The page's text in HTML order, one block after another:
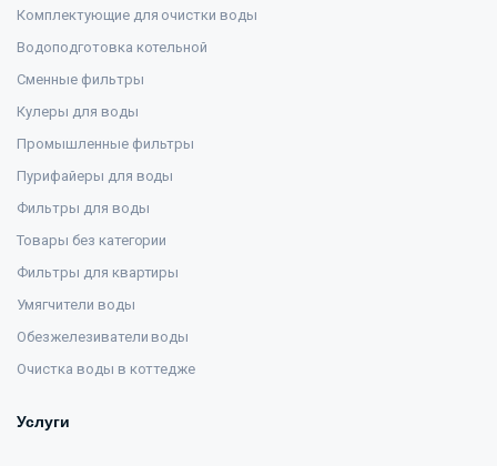
Комплектующие для очистки воды
Водоподготовка котельной
Сменные фильтры
Кулеры для воды
Промышленные фильтры
Пурифайеры для воды
Фильтры для воды
Товары без категории
Фильтры для квартиры
Умягчители воды
Обезжелезиватели воды
Очистка воды в коттедже
Услуги